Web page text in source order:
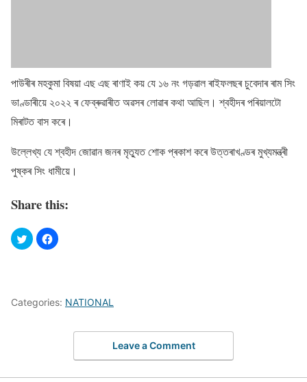
পাউৰীৰ মহকুমা বিষয়া এছ এছ ৰাণাই কয় যে ১৬ নং গড়ৱাল ৰাইফলছৰ চুবেদাৰ ৰাম সিং
ভাণ্ডাৰীয়ে ২০২২ ৰ ফেব্ৰুৱাৰীত অৱসৰ লোৱাৰ কথা আছিল। শ্বহীদৰ পৰিয়ালটো
মিৰাটত বাস কৰে।
উল্লেখ্য যে শ্বহীদ জোৱান জনৰ মৃত্যুত শোক প্ৰকাশ কৰে উত্তৰাখণ্ডৰ মুখ্যমন্ত্ৰী
পুষ্কৰ সিং ধামীয়ে।
Share this:
Categories: NATIONAL
Leave a Comment